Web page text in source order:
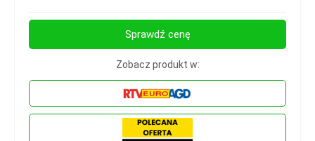
Sprawdź cenę
Zobacz produkt w: